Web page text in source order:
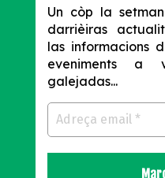
Un còp la
darrièiras
las informacions
eveniments a
galejadas...